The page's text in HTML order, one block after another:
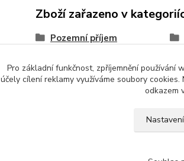
Zboží zařazeno v
Pozemní příjem
Pro základní funkčnost, zpříjemnění používání
účely cílení reklamy využíváme soubory
odkazem
Nastavení